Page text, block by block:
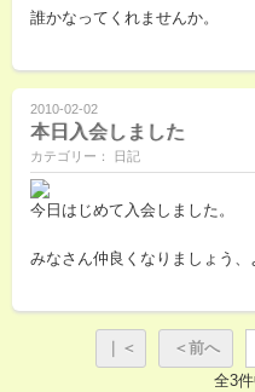
誰かなってくれませんか。
2010-02-02
本日入会しました
カテゴリー： 日記
今日はじめて入会しました。
みなさん仲良くなりましょう、
｜＜ ＜前へ
全3